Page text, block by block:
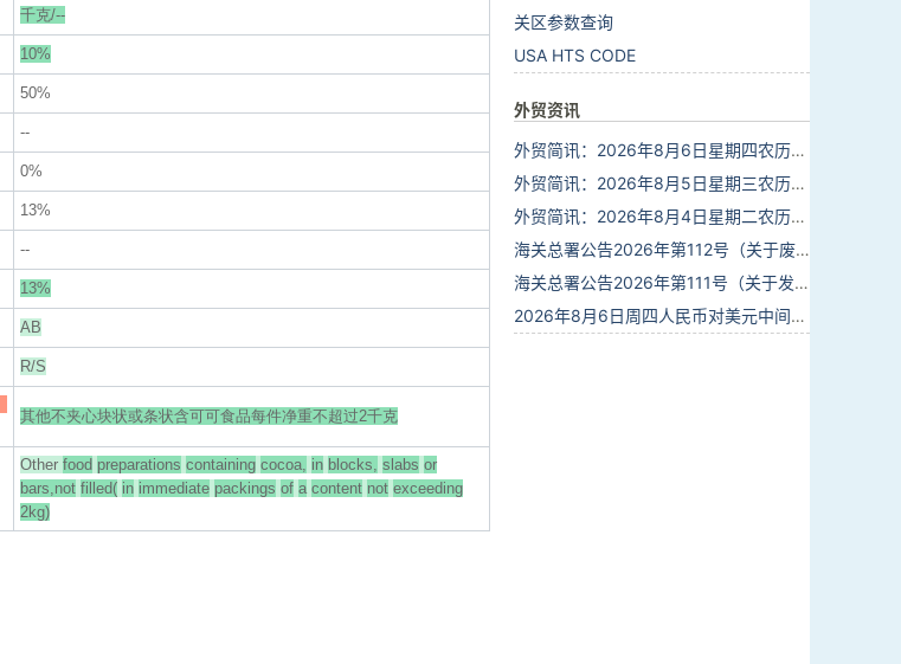
千克/--
10%
50%
--
0%
13%
--
13%
AB
R/S
其他不夹心块状或条状含可可食品每件净重不超过2千克
Other food preparations containing cocoa, in blocks, slabs or
bars,not filled( in immediate packings of a content not exceeding
2kg)
关区参数查询
USA HTS CODE
外贸资讯
外贸简讯：2026年8月6日星期四农历六月廿四
外贸简讯：2026年8月5日星期三农历六月廿三
外贸简讯：2026年8月4日星期二农历六月廿二
海关总署公告2026年第112号（关于废止部分卫生检疫类规范性文件的公告）
海关总署公告2026年第111号（关于发布《进出境动植物检疫处理监督管理工作规定》《进出境卫生处理监督管理工作规定》的公告）
2026年8月6日周四人民币对美元中间价报6.7895调贬6个基点